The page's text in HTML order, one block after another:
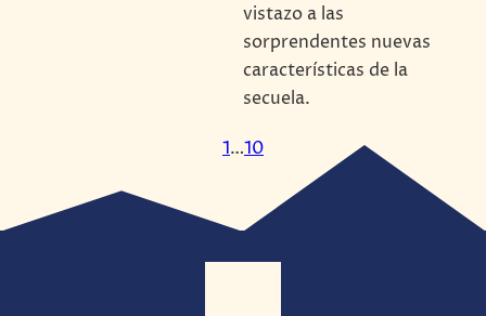
vistazo a las
sorprendentes nuevas
características de la
secuela.
1…10